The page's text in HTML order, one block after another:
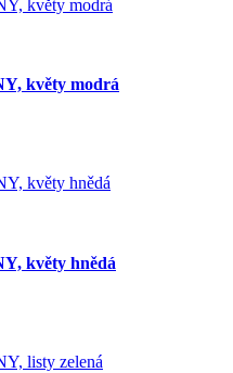
květy modrá
květy hnědá